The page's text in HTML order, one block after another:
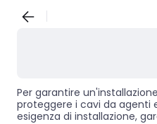
Per garantire
proteggere i cavi da agenti
esigenza di installazione,